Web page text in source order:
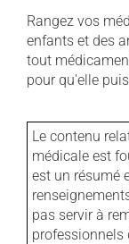
Rangez vos
enfants et des
tout
pour qu'elle
Le contenu
médicale est
est un résumé
pas servir à
professionnels